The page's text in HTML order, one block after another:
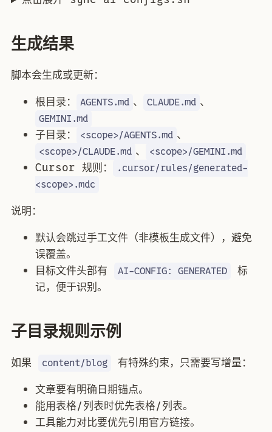
生成结果
脚本会生成或更新：
根目录：
AGENTS.md 、 CLAUDE.md 、
GEMINI.md
子目录： <scope>/AGENTS.md 、
<scope>/CLAUDE.md 、 <scope>/GEMINI.md
Cursor 规则：
.cursor/rules/generated-
<scope>.mdc
说明：
默认会跳过手工文件（非模板生成文件），避免
误覆盖。
目标文件头部有
AI-CONFIG: GENERATED
标
记，便于识别。
子目录规则示例
如果 content/blog
有特殊约束，只需要写增量：
文章要有明确日期锚点。
能用表格/列表时优先表格/列表。
工具能力对比要优先引用官方链接。